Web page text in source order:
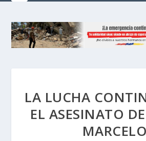
LA LUCHA
EL ASESINATO
MARCELO